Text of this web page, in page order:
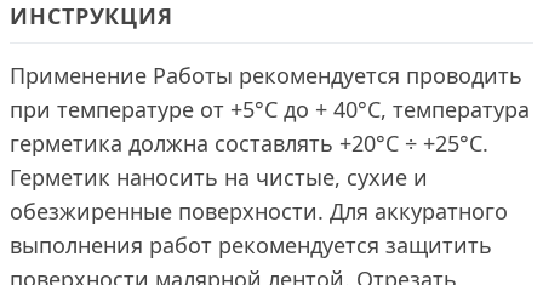
ИНСТРУКЦИЯ
Применение Работы рекомендуется проводить
при температуре от +5°С до + 40°С, температура
герметика должна составлять +20°C ÷ +25°C.
Герметик наносить на чистые, сухие и
обезжиренные поверхности. Для аккуратного
выполнения работ рекомендуется защитить
поверхности малярной лентой. Отрезать